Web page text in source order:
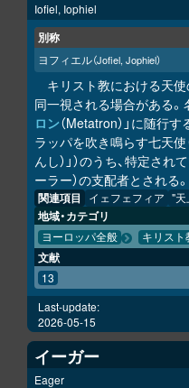
Iofiel, Iophiel
別称
ヨフィエル（Jofiel, Jophiel）
キリスト教における天使
同一視される場合がある。
ロン（Metatron）」に随行
ラッパを吹き鳴らす七天使
んし）」）のうち、特定さ
ーラー）の支配者とされる。
関連項目 イェフェフィア "天
地域・カテゴリ
ヨーロッパ全般 キリスト
文献
13
Last-update:
2026-05-15
イーガー
Eager